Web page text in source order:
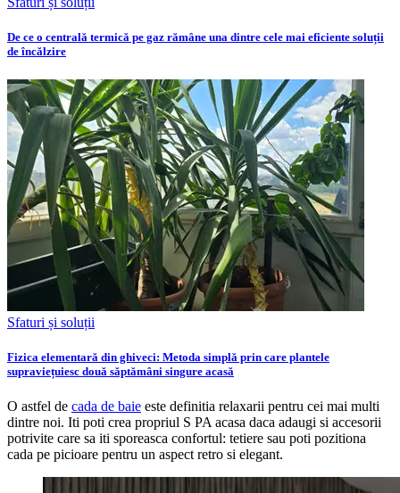
De ce o centrală termică pe gaz rămâne una dintre cele mai eficiente soluții
de încălzire
Sfaturi și soluții
Fizica elementară din ghiveci: Metoda simplă prin care plantele
supraviețuiesc două săptămâni singure acasă
O astfel de cada de baie este definitia relaxarii pentru cei mai multi
dintre noi. Iti poti crea propriul S PA acasa daca adaugi si accesorii
potrivite care sa iti sporeasca confortul: tetiere sau poti pozitiona
cada pe picioare pentru un aspect retro si elegant.